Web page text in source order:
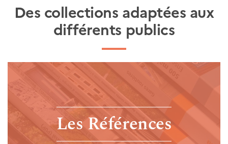
Des collections adaptées aux
différents publics
Les Références